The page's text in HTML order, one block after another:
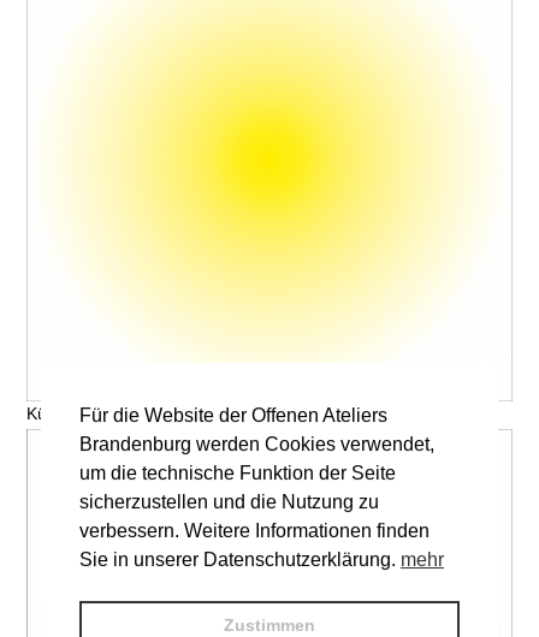
Künstler, Titel © V. Name
Für die Website der Offenen Ateliers
Brandenburg werden Cookies verwendet,
um die technische Funktion der Seite
sicherzustellen und die Nutzung zu
verbessern. Weitere Informationen finden
Sie in unserer Datenschutzerklärung. mehr
Zustimmen